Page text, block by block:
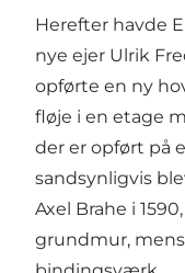
Herefter havde
nye ejer Ulrik
opførte en ny
fløje i en etage
der er opført på
sandsynligvis
Axel Brahe i
grundmur,